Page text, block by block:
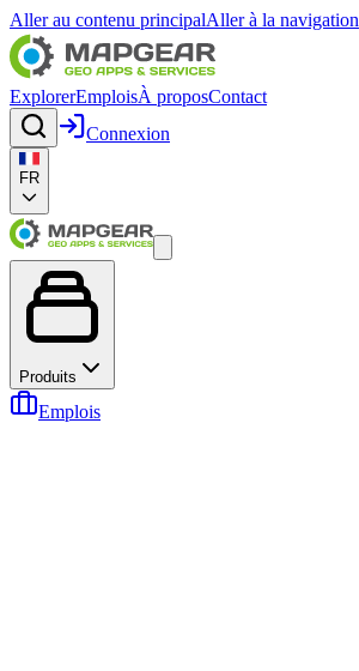
Aller au contenu principalAller à la navigation
ExplorerEmploisÀ proposContact
Connexion
FR
Produits
Emplois